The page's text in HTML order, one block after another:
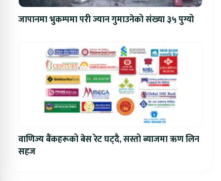
जापानमा भुकम्पमा परी ज्यान गुमाउनेको संख्या ३५ पुग्यो
वाणिज्य बैंकहरूको बेस रेट घट्दै, सस्तो ब्याजमा ऋण लिन
सहज